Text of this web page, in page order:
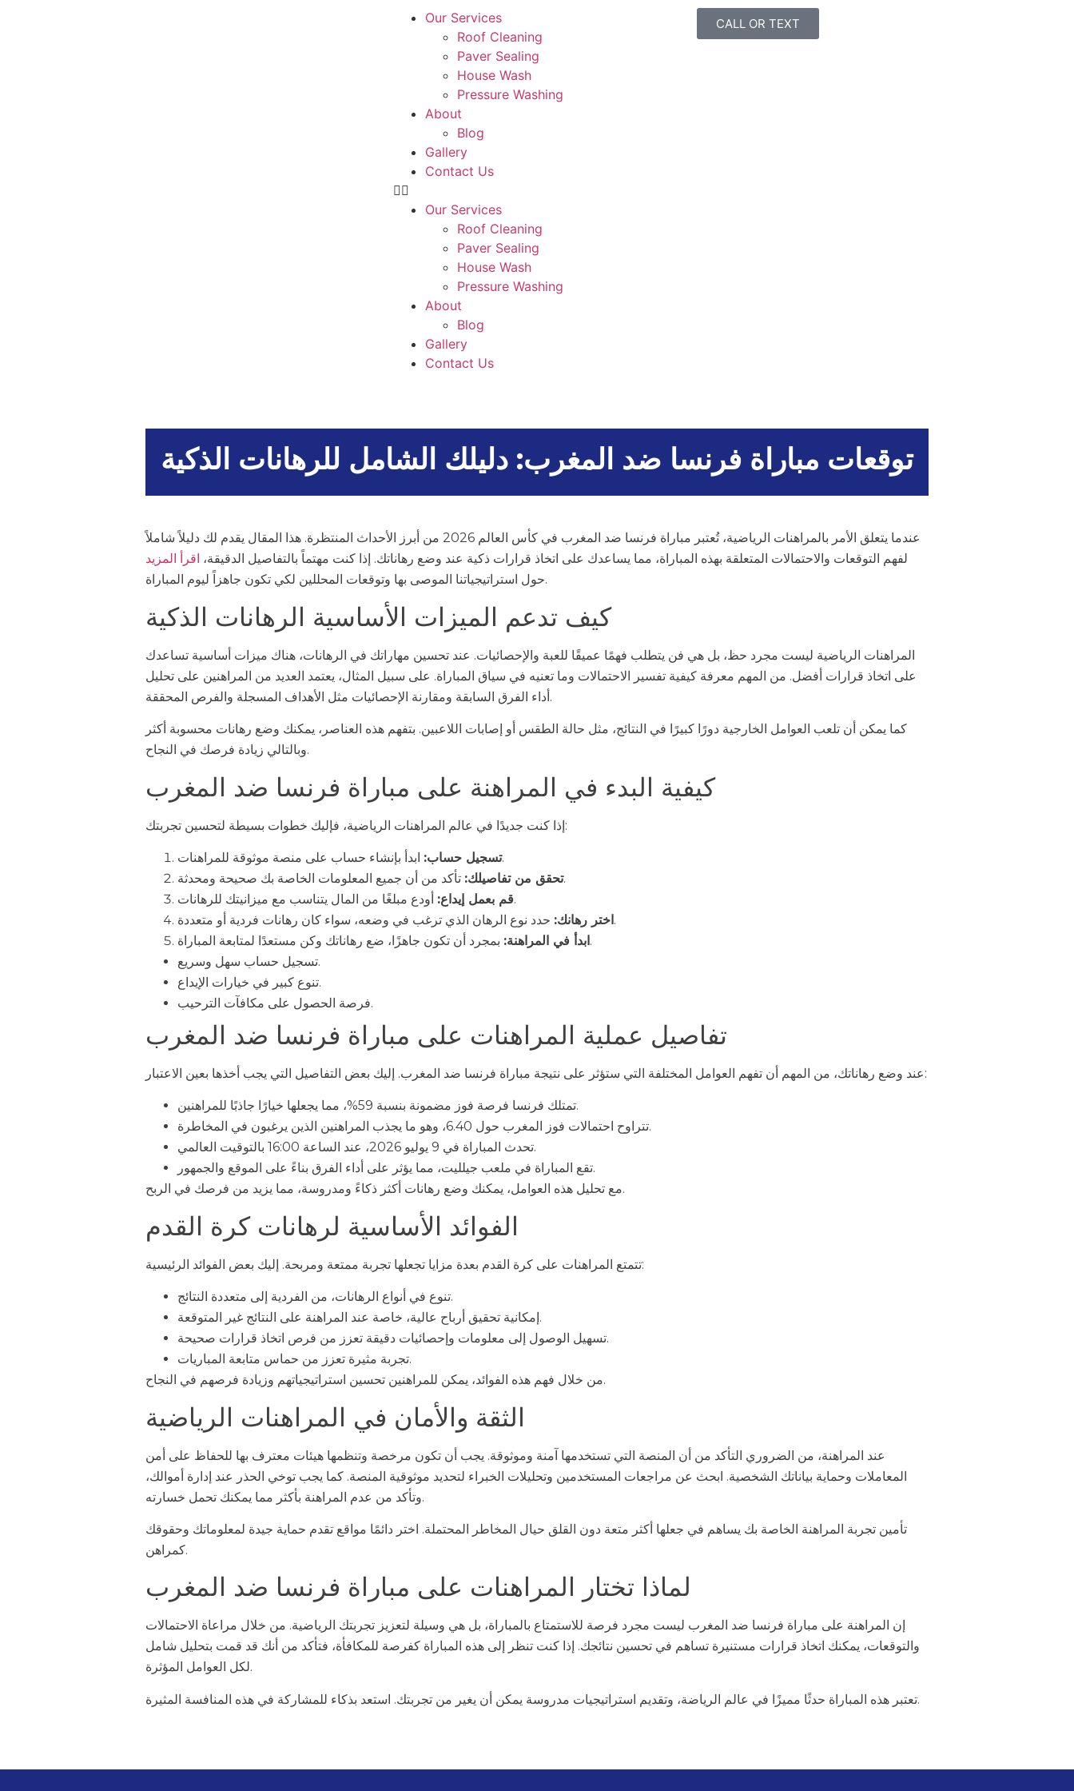
Our Services
Roof Cleaning
Paver Sealing
House Wash
Pressure Washing
About
Blog
Gallery
Contact Us
Our Services
Roof Cleaning
Paver Sealing
House Wash
Pressure Washing
About
Blog
Gallery
Contact Us
CALL OR TEXT
توقعات مباراة فرنسا ضد المغرب: دليلك الشامل للرهانات الذكية
عندما يتعلق الأمر بالمراهنات الرياضية، تُعتبر مباراة فرنسا ضد المغرب في كأس العالم 2026 من أبرز الأحداث المنتظرة. هذا المقال يقدم لك دليلاً شاملاً
لفهم التوقعات والاحتمالات المتعلقة بهذه المباراة، مما يساعدك على اتخاذ قرارات ذكية عند وضع رهاناتك. إذا كنت مهتماً بالتفاصيل الدقيقة، اقرأ المزيد
حول استراتيجياتنا الموصى بها وتوقعات المحللين لكي تكون جاهزاً ليوم المباراة.
كيف تدعم الميزات الأساسية الرهانات الذكية
المراهنات الرياضية ليست مجرد حظ، بل هي فن يتطلب فهمًا عميقًا للعبة والإحصائيات. عند تحسين مهاراتك في الرهانات، هناك ميزات أساسية تساعدك
على اتخاذ قرارات أفضل. من المهم معرفة كيفية تفسير الاحتمالات وما تعنيه في سياق المباراة. على سبيل المثال، يعتمد العديد من المراهنين على تحليل
أداء الفرق السابقة ومقارنة الإحصائيات مثل الأهداف المسجلة والفرص المحققة.
كما يمكن أن تلعب العوامل الخارجية دورًا كبيرًا في النتائج، مثل حالة الطقس أو إصابات اللاعبين. بتفهم هذه العناصر، يمكنك وضع رهانات محسوبة أكثر
وبالتالي زيادة فرصك في النجاح.
كيفية البدء في المراهنة على مباراة فرنسا ضد المغرب
إذا كنت جديدًا في عالم المراهنات الرياضية، فإليك خطوات بسيطة لتحسين تجربتك:
تسجيل حساب:ابدأ بإنشاء حساب على منصة موثوقة للمراهنات.
تحقق من تفاصيلك:تأكد من أن جميع المعلومات الخاصة بك صحيحة ومحدثة.
قم بعمل إيداع:أودع مبلغًا من المال يتناسب مع ميزانيتك للرهانات.
اختر رهانك:حدد نوع الرهان الذي ترغب في وضعه، سواء كان رهانات فردية أو متعددة.
ابدأ في المراهنة:بمجرد أن تكون جاهزًا، ضع رهاناتك وكن مستعدًا لمتابعة المباراة.
تسجيل حساب سهل وسريع.
تنوع كبير في خيارات الإيداع.
فرصة الحصول على مكافآت الترحيب.
تفاصيل عملية المراهنات على مباراة فرنسا ضد المغرب
عند وضع رهاناتك، من المهم أن تفهم العوامل المختلفة التي ستؤثر على نتيجة مباراة فرنسا ضد المغرب. إليك بعض التفاصيل التي يجب أخذها بعين الاعتبار:
تمتلك فرنسا فرصة فوز مضمونة بنسبة 59%، مما يجعلها خيارًا جاذبًا للمراهنين.
تتراوح احتمالات فوز المغرب حول 6.40، وهو ما يجذب المراهنين الذين يرغبون في المخاطرة.
تحدث المباراة في 9 يوليو 2026، عند الساعة 16:00 بالتوقيت العالمي.
تقع المباراة في ملعب جيلليت، مما يؤثر على أداء الفرق بناءً على الموقع والجمهور.
مع تحليل هذه العوامل، يمكنك وضع رهانات أكثر ذكاءً ومدروسة، مما يزيد من فرصك في الربح.
الفوائد الأساسية لرهانات كرة القدم
تتمتع المراهنات على كرة القدم بعدة مزايا تجعلها تجربة ممتعة ومربحة. إليك بعض الفوائد الرئيسية:
تنوع في أنواع الرهانات، من الفردية إلى متعددة النتائج.
إمكانية تحقيق أرباح عالية، خاصة عند المراهنة على النتائج غير المتوقعة.
تسهيل الوصول إلى معلومات وإحصائيات دقيقة تعزز من فرص اتخاذ قرارات صحيحة.
تجربة مثيرة تعزز من حماس متابعة المباريات.
من خلال فهم هذه الفوائد، يمكن للمراهنين تحسين استراتيجياتهم وزيادة فرصهم في النجاح.
الثقة والأمان في المراهنات الرياضية
عند المراهنة، من الضروري التأكد من أن المنصة التي تستخدمها آمنة وموثوقة. يجب أن تكون مرخصة وتنظمها هيئات معترف بها للحفاظ على أمن
المعاملات وحماية بياناتك الشخصية. ابحث عن مراجعات المستخدمين وتحليلات الخبراء لتحديد موثوقية المنصة. كما يجب توخي الحذر عند إدارة أموالك،
وتأكد من عدم المراهنة بأكثر مما يمكنك تحمل خسارته.
تأمين تجربة المراهنة الخاصة بك يساهم في جعلها أكثر متعة دون القلق حيال المخاطر المحتملة. اختر دائمًا مواقع تقدم حماية جيدة لمعلوماتك وحقوقك
كمراهن.
لماذا تختار المراهنات على مباراة فرنسا ضد المغرب
إن المراهنة على مباراة فرنسا ضد المغرب ليست مجرد فرصة للاستمتاع بالمباراة، بل هي وسيلة لتعزيز تجربتك الرياضية. من خلال مراعاة الاحتمالات
والتوقعات، يمكنك اتخاذ قرارات مستنيرة تساهم في تحسين نتائجك. إذا كنت تنظر إلى هذه المباراة كفرصة للمكافأة، فتأكد من أنك قد قمت بتحليل شامل
لكل العوامل المؤثرة.
تعتبر هذه المباراة حدثًا مميزًا في عالم الرياضة، وتقديم استراتيجيات مدروسة يمكن أن يغير من تجربتك. استعد بذكاء للمشاركة في هذه المنافسة المثيرة.